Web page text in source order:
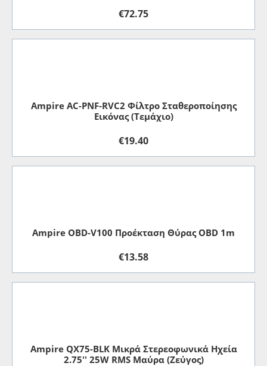
€72.75
Ampire AC-PNF-RVC2 Φίλτρο Σταθεροποίησης
Εικόνας (Τεμάχιο)
€19.40
Ampire OBD-V100 Προέκταση Θύρας OBD 1m
€13.58
Ampire QX75-BLK Μικρά Στερεοφωνικά Ηχεία
2.75'' 25W RMS Μαύρα (Ζεύγος)